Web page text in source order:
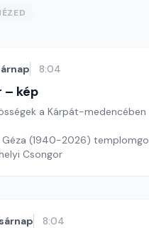
8:04
– kép
a Kárpát-medencében
Géza (1940-2026)
Csongor
8:04